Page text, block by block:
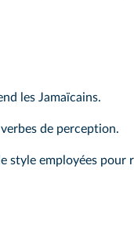
les Jamaïcains.
de perception.
style employées pour